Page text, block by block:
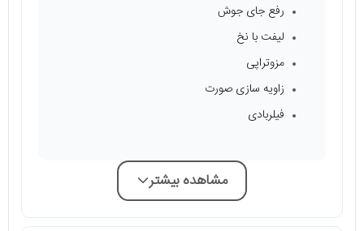
رفع جای جوش
لیفت با نخ
مزوتراپی
زاویه سازی صورت
فیلربادی
مشاهده بیشتر